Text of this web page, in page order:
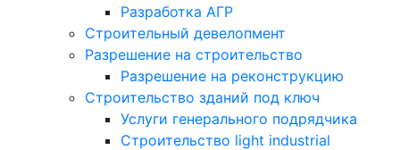
Разработка АГР
Строительный девелопмент
Разрешение на строительство
Разрешение на реконструкцию
Строительство зданий под ключ
Услуги генерального подрядчика
Строительство light industrial